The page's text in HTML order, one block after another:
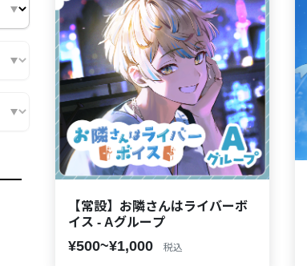
【常設】お隣さんはライバーボ
イス - Aグループ
¥500~¥1,000 税込